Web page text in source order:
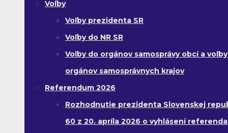
Voľby
Voľby prezidenta SR
Voľby do NR SR
Voľby do orgánov samosprávy obcí a
orgánov samosprávnych krajov
Referendum 2026
Rozhodnutie prezidenta Slovenskej
60 z 20. apríla 2026 o vyhlásení referenda